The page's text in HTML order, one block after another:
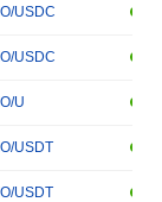
USDC
USDC
U
USDT
USDT